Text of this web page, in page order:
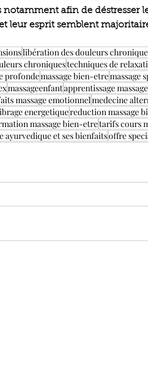
notamment afin de déstresser
leur esprit semblent
libération des douleurs
chroniquestechniques de
profondemassage bien-etremassage
massageenfantapprentissage
massage emotionnelmedecine
energetiquereduction massage
massage bien-etretarifs cours
ayurvedique et ses bienfaitsoffre